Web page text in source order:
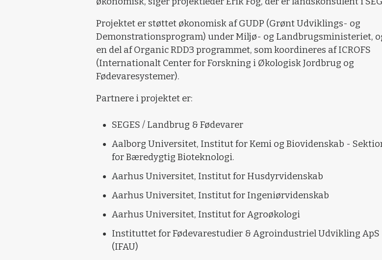
Projektet er støttet økonomisk af GUDP (Grønt Udviklings- og
Demonstrationsprogram) under Miljø- og Landbrugsministeriet,
en del af Organic RDD3 programmet, som koordineres af ICROFS
(Internationalt Center for Forskning i Økologisk Jordbrug og
Fødevaresystemer).
Partnere i projektet er:
SEGES / Landbrug & Fødevarer
Aalborg Universitet, Institut for Kemi og Biovidenskab -
for Bæredygtig Bioteknologi.
Aarhus Universitet, Institut for Husdyrvidenskab
Aarhus Universitet, Institut for Ingeniørvidenskab
Aarhus Universitet, Institut for Agroøkologi
Instituttet for Fødevarestudier & Agroindustriel Udvikling ApS
(IFAU)